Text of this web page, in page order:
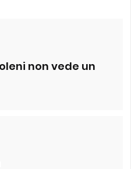
non vede un